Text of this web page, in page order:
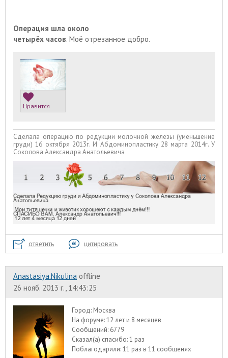
Операция шла около
четырёх часов. Моё отрезанное добро.
Нравится
Сделала операцию по редукции молочной железы (уменьшение
груди) 16 октября 2013г. И Абдоминопластику 28 марта 2014г. У
Соколова Александра Анатольевича
ответить цитировать
Anastasiya.Nikulina offline
26 нояб. 2013 г., 14:43:25
Город: Москва
На форуме:12 лет и 8 месяцев
Сообщений: 6779
Сказал(а) спасибо:1 раз
Поблагодарили:11 раз в 11 сообщенях